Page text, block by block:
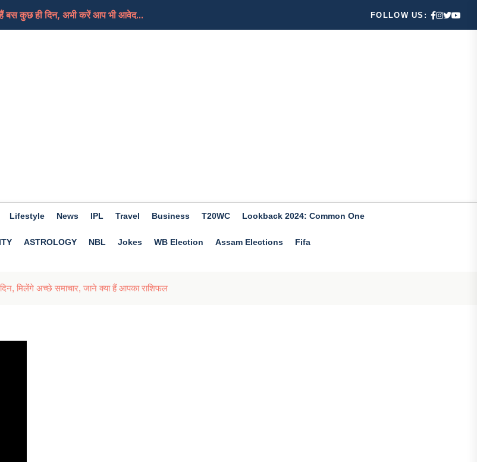
कुछ ही दिन, अभी करें आप भी आवेद...
दिन, मिलेगी आपको सफलता, जाने क्या कह...
FOLLOW US:
Lifestyle News IPL Travel Business T20WC Lookback 2024: Common One
ASTROLOGY NBL Jokes WB Election Assam Elections Fifa
मिलेंगे अच्छे समाचार, जाने क्या हैं आपका राशिफल